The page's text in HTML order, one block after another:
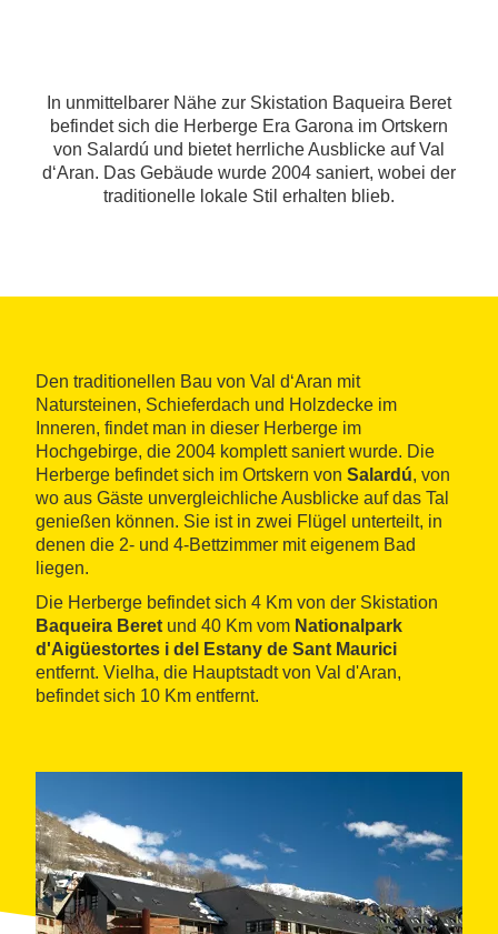
In unmittelbarer Nähe zur Skistation Baqueira Beret
befindet sich die Herberge Era Garona im Ortskern
von Salardú und bietet herrliche Ausblicke auf Val
d‘Aran. Das Gebäude wurde 2004 saniert, wobei der
traditionelle lokale Stil erhalten blieb.
Den traditionellen Bau von Val d‘Aran mit
Natursteinen, Schieferdach und Holzdecke im
Inneren, findet man in dieser Herberge im
Hochgebirge, die 2004 komplett saniert wurde. Die
Herberge befindet sich im Ortskern von Salardú, von
wo aus Gäste unvergleichliche Ausblicke auf das Tal
genießen können. Sie ist in zwei Flügel unterteilt, in
denen die 2- und 4-Bettzimmer mit eigenem Bad
liegen.
Die Herberge befindet sich 4 Km von der Skistation
Baqueira Beret und 40 Km vom Nationalpark
d'Aigüestortes i del Estany de Sant Maurici
entfernt. Vielha, die Hauptstadt von Val d'Aran,
befindet sich 10 Km entfernt.